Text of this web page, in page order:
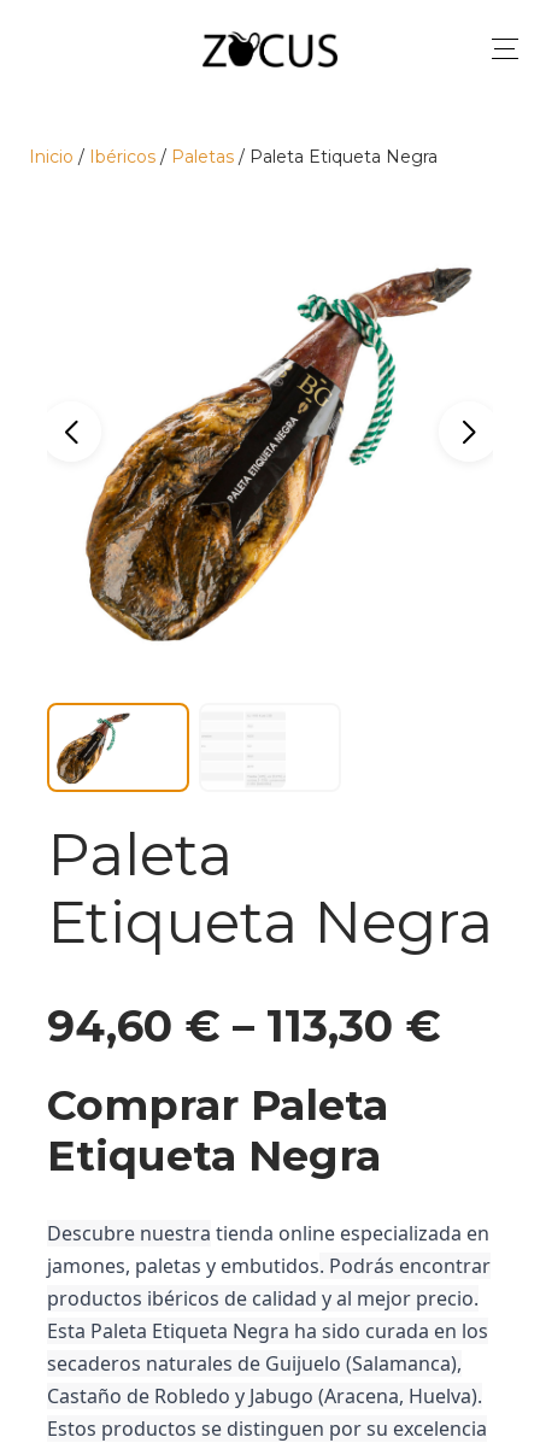
Inicio / Ibéricos / Paletas / Paleta Etiqueta Negra
Paleta
Etiqueta Negra
94,60 € – 113,30 €
Comprar Paleta
Etiqueta Negra
Descubre nuestra tienda online especializada en
jamones, paletas y embutidos. Podrás encontrar
productos ibéricos de calidad y al mejor precio.
Esta Paleta Etiqueta Negra ha sido curada en los
secaderos naturales de Guijuelo (Salamanca),
Castaño de Robledo y Jabugo (Aracena, Huelva).
Estos productos se distinguen por su excelencia